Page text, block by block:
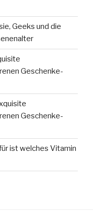
Geeks und die
Geschenke-
Geschenke-
ist welches Vitamin